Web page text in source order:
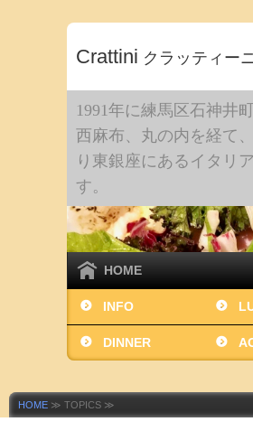
Crattini クラッティー
1991年に練馬区石神井
西麻布、丸の内を経て
り東銀座にあるイタリ
す。
HOME
INFO
DINNER
HOME ≫ TOPICS ≫